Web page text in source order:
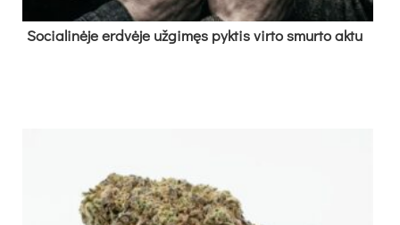
So­cia­li­nė­je erd­vė­je už­gi­męs pyk­tis vir­to smur­to ak­tu